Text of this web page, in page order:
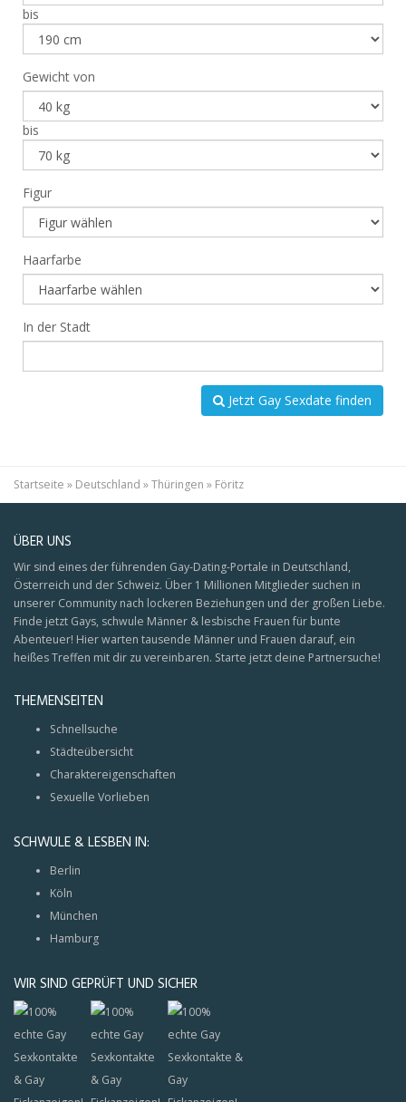
bis
Gewicht von
bis
Figur
Haarfarbe
In der Stadt
Jetzt Gay Sexdate finden
Startseite » Deutschland »Thüringen » Föritz
ÜBER UNS
Wir sind eines der führenden Gay-Dating-Portale in Deutschland,
Österreich und der Schweiz. Über 1 Millionen Mitglieder suchen in
unserer Community nach lockeren Beziehungen und der großen Liebe.
Finde jetzt Gays, schwule Männer & lesbische Frauen für bunte
Abenteuer! Hier warten tausende Männer und Frauen darauf, ein
heißes Treffen mit dir zu vereinbaren. Starte jetzt deine Partnersuche!
THEMENSEITEN
Schnellsuche
Städteübersicht
Charaktereigenschaften
Sexuelle Vorlieben
SCHWULE & LESBEN IN:
Berlin
Köln
München
Hamburg
WIR SIND GEPRÜFT UND SICHER